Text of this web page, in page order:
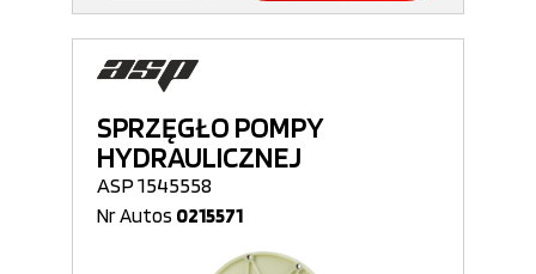
SPRZĘGŁO POMPY
HYDRAULICZNEJ
ASP 1545558
Nr Autos 0215571